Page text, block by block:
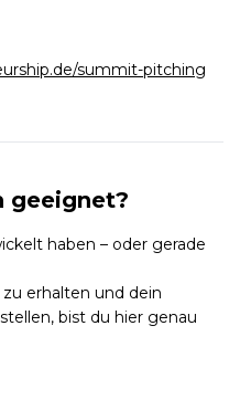
summit-pitching
geeignet?
haben – oder gerade
erhalten und dein
bist du hier genau